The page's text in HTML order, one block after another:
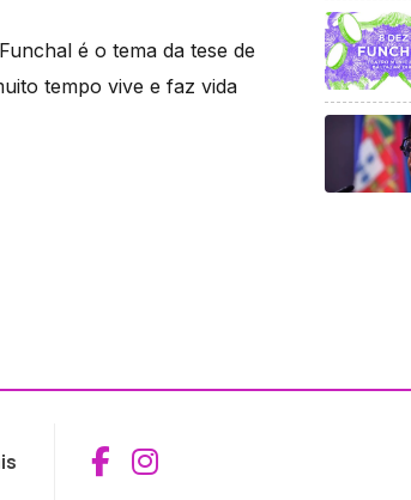
é o tema da tese de
tempo vive e faz vida
Aceder ao Facebook
Aceder ao